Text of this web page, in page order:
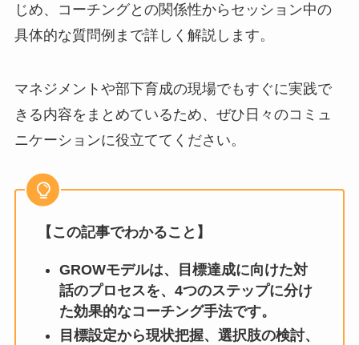
じめ、コーチングとの関係性からセッション中の
具体的な質問例まで詳しく解説します。
マネジメントや部下育成の現場でもすぐに実践で
きる内容をまとめているため、ぜひ日々のコミュ
ニケーションに役立ててください。
【この記事でわかること】
GROWモデルは、目標達成に向けた対
話のプロセスを、4つのステップに分け
た効果的なコーチング手法です。
目標設定から現状把握、選択肢の検討、